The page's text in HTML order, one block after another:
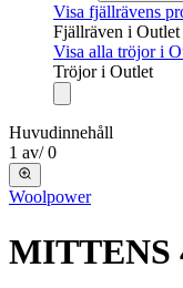
Visa fjällrävens
Fjällräven i Outlet
Visa alla tröjor i
Tröjor i Outlet
Huvudinnehåll
1 av/ 0
Woolpower
MITTENS